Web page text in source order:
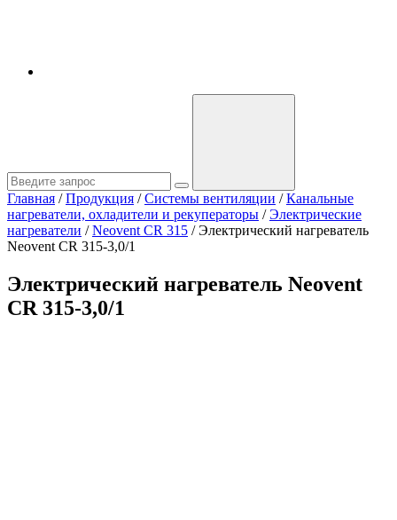
Главная / Продукция / Системы вентиляции / Канальные
нагреватели, охладители и рекуператоры / Электрические
нагреватели / Neovent CR 315 /Электрический нагреватель
Neovent CR 315-3,0/1
Электрический нагреватель Neovent
CR 315-3,0/1